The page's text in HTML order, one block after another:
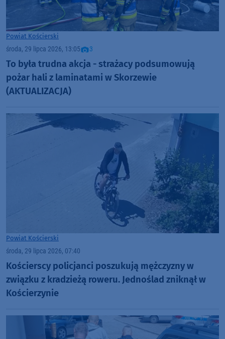
Powiat Kościerski
środa, 29 lipca 2026, 13:05 3
To była trudna akcja - strażacy podsumowują
pożar hali z laminatami w Skorzewie
(AKTUALIZACJA)
Powiat Kościerski
środa, 29 lipca 2026, 07:40
Kościerscy policjanci poszukują mężczyzny w
związku z kradzieżą roweru. Jednoślad zniknął w
Kościerzynie